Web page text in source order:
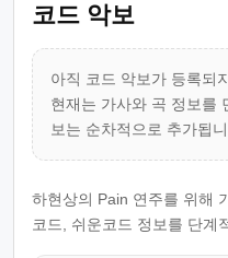
코드 악보
아직 코드 악보가 등록되
현재는 가사와 곡 정보를
보는 순차적으로 추가됩니
하현상의 Pain 연주를 위해
코드, 쉬운코드 정보를 단계